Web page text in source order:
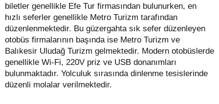
biletler genellikle Efe Tur firmasından bulunurken, en
hızlı seferler genellikle Metro Turizm tarafından
düzenlenmektedir. Bu güzergahta sık sefer düzenleyen
otobüs firmalarının başında ise Metro Turizm ve
Balıkesir Uludağ Turizm gelmektedir. Modern otobüslerde
genellikle Wi-Fi, 220V priz ve USB donanımları
bulunmaktadır. Yolculuk sırasında dinlenme tesislerinde
düzenli molalar verilmektedir.